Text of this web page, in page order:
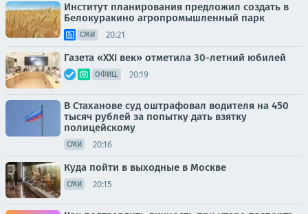
Институт планирования предложил создать в
Белокуракино агропромышленный парк
СМИ 20:21
Газета «XXI век» отметила 30-летний юбилей
ОФИЦ. 20:19
В Стаханове суд оштрафовал водителя на 450
тысяч рублей за попытку дать взятку
полицейскому
СМИ 20:16
Куда пойти в выходные в Москве
СМИ 20:15